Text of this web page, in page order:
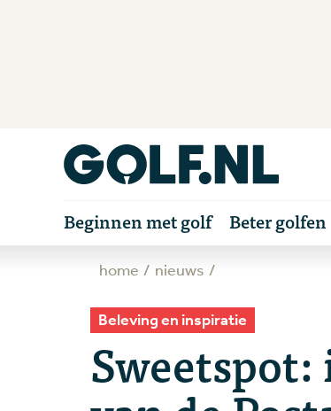
Beginnen met golf Beter golfen
home nieuws
Beleving en inspiratie